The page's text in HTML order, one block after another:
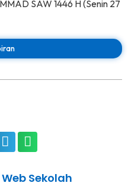
SAW 1446 H (Senin 27
Sekolah